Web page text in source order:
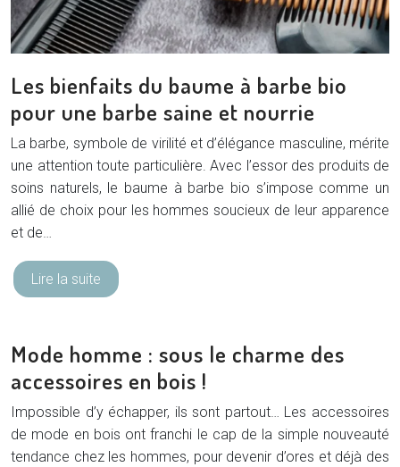
Les bienfaits du baume à barbe bio
pour une barbe saine et nourrie
La barbe, symbole de virilité et d’élégance masculine, mérite
une attention toute particulière. Avec l’essor des produits de
soins naturels, le baume à barbe bio s’impose comme un
allié de choix pour les hommes soucieux de leur apparence
et de…
Lire la suite
Mode homme : sous le charme des
accessoires en bois !
Impossible d’y échapper, ils sont partout… Les accessoires
de mode en bois ont franchi le cap de la simple nouveauté
tendance chez les hommes, pour devenir d’ores et déjà des